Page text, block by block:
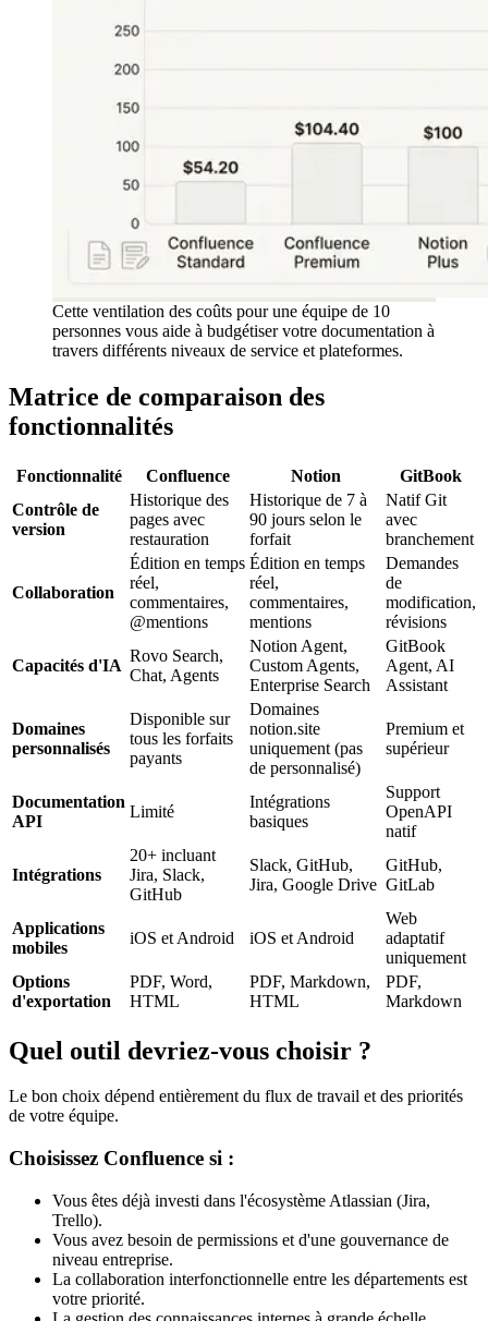
Cette ventilation des coûts pour une équipe de 10
personnes vous aide à budgétiser votre documentation à
travers différents niveaux de service et plateformes.
Matrice de comparaison des
fonctionnalités
Fonctionnalité Confluence Notion
GitBook
Contrôle de
version
Historique des
pages avec
restauration
Historique de 7 à
90 jours selon le
forfait
Natif Git
avec
branchement
Collaboration
Édition en temps
réel,
commentaires,
@mentions
Édition en temps
réel,
commentaires,
mentions
Demandes
de
modification,
révisions
Capacités d'IA
Rovo Search,
Chat, Agents
Notion Agent,
Custom Agents,
Enterprise Search
GitBook
Agent, AI
Assistant
Domaines
personnalisés
Disponible sur
tous les forfaits
payants
Domaines
notion.site
uniquement (pas
de personnalisé)
Premium et
supérieur
Documentation
API
Limité
Intégrations
basiques
Support
OpenAPI
natif
Intégrations
20+ incluant
Jira, Slack,
GitHub
Slack, GitHub,
Jira, Google Drive
GitHub,
GitLab
Applications
mobiles
iOS et Android iOS et Android
Web
adaptatif
uniquement
Options
d'exportation
PDF, Word,
HTML
PDF, Markdown,
HTML
PDF,
Markdown
Quel outil devriez-vous choisir ?
Le bon choix dépend entièrement du flux de travail et des priorités
de votre équipe.
Choisissez Confluence si :
Vous êtes déjà investi dans l'écosystème Atlassian (Jira,
Trello).
Vous avez besoin de permissions et d'une gouvernance de
niveau entreprise.
La collaboration interfonctionnelle entre les départements est
votre priorité.